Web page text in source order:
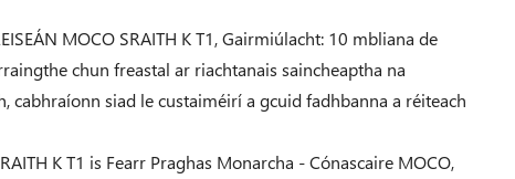
MOCO SRAITH K T1, Gairmiúlacht: 10 mbliana de
chun freastal ar riachtanais saincheaptha na
cabhraíonn siad le custaiméirí a gcuid fadhbanna a réiteach
K T1 is Fearr Praghas Monarcha - Cónascaire MOCO,